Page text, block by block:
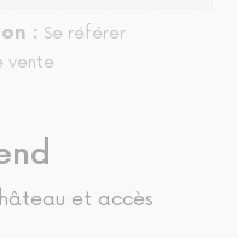
: Se référer
vente
et accès